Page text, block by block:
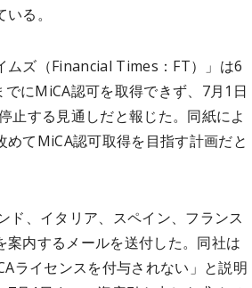
る。
ムズ（Financial Times：FT）」は6
にMiCA認可を取得できず、7月1日
止する見通しだと報じた。同紙によ
てMiCA認可取得を目指す計画だと
ド、イタリア、スペイン、フランス
内するメールを送付した。同社は
ライセンスを付与されない」と説明